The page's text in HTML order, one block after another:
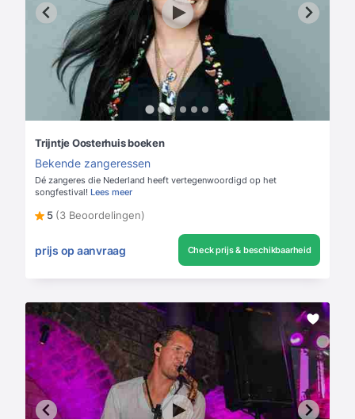
Trijntje Oosterhuis boeken
Bekende zangeressen
Dé zangeres die Nederland heeft vertegenwoordigd op het
songfestival! Lees meer
5 (3 Beoordelingen)
prijs op aanvraag Check prijs & beschikbaarheid